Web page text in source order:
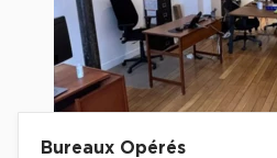
Bureaux Opérés